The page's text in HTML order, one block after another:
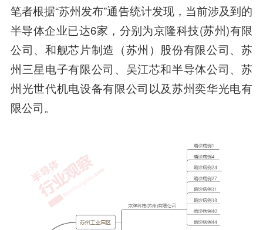
笔者根据“苏州发布”通告统计发现，当前涉及到的
半导体企业已达6家，分别为京隆科技(苏州)有限
公司、和舰芯片制造（苏州）股份有限公司、苏
州三星电子有限公司、 吴江芯和半导体公司、苏
州光世代机电设备有限公司以及苏州奕华光电有
限公司。